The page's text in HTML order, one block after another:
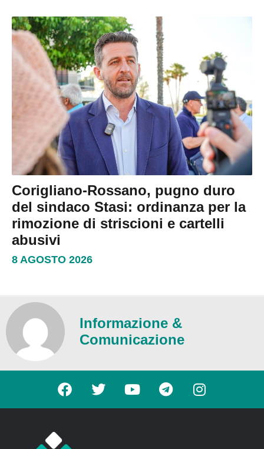
Corigliano-Rossano, pugno duro
del sindaco Stasi: ordinanza per la
rimozione di striscioni e cartelli
abusivi
8 AGOSTO 2026
Informazione &
Comunicazione